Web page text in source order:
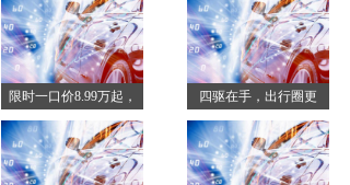
大杀伤力？
限时一口价8.99万起，
顶流燃油家轿非艾瑞泽
8莫属
四驱在手，出行圈更
广！传祺GS8带你玩转
春日户外每一程